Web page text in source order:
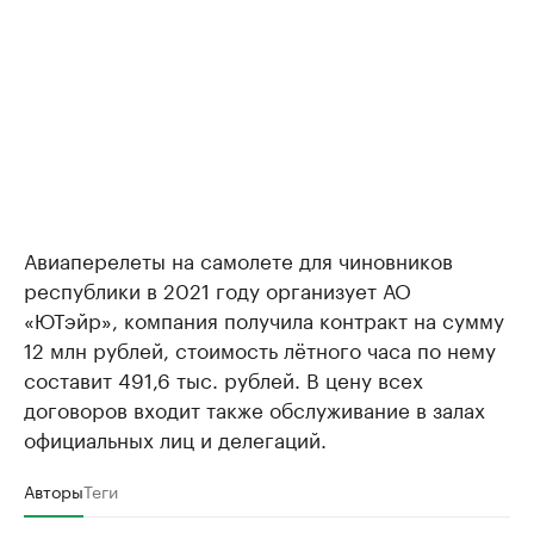
Авиаперелеты на самолете для чиновников
республики в 2021 году организует АО
«ЮТэйр», компания получила контракт на сумму
12 млн рублей, стоимость лётного часа по нему
составит 491,6 тыс. рублей. В цену всех
договоров входит также обслуживание в залах
официальных лиц и делегаций.
АвторыТеги